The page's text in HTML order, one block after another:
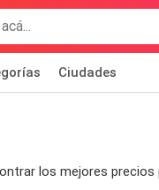
Ciudades
los mejores